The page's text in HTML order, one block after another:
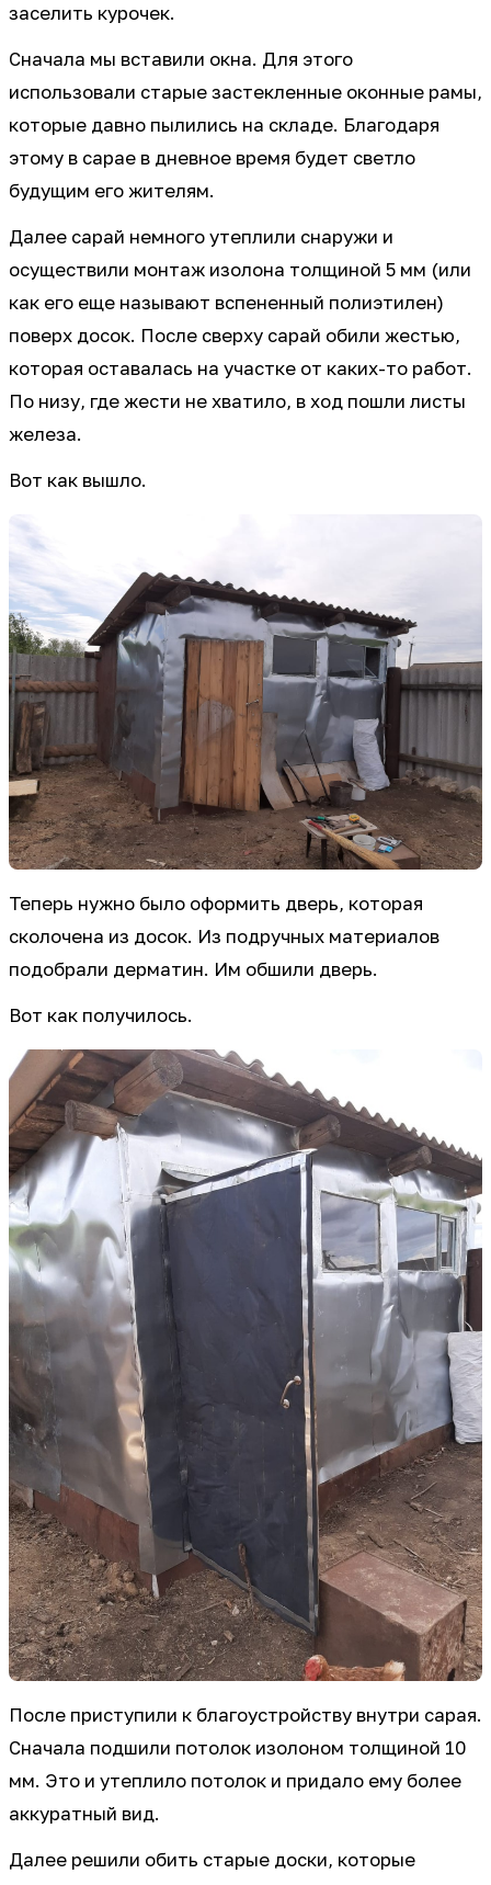
заселить курочек.
Сначала мы вставили окна. Для этого
использовали старые застекленные оконные рамы,
которые давно пылились на складе. Благодаря
этому в сарае в дневное время будет светло
будущим его жителям.
Далее сарай немного утеплили снаружи и
осуществили монтаж изолона толщиной 5 мм (или
как его еще называют вспененный полиэтилен)
поверх досок. После сверху сарай обили жестью,
которая оставалась на участке от каких-то работ.
По низу, где жести не хватило, в ход пошли листы
железа.
Вот как вышло.
Теперь нужно было оформить дверь, которая
сколочена из досок. Из подручных материалов
подобрали дерматин. Им обшили дверь.
Вот как получилось.
После приступили к благоустройству внутри сарая.
Сначала подшили потолок изолоном толщиной 10
мм. Это и утеплило потолок и придало ему более
аккуратный вид.
Далее решили обить старые доски, которые